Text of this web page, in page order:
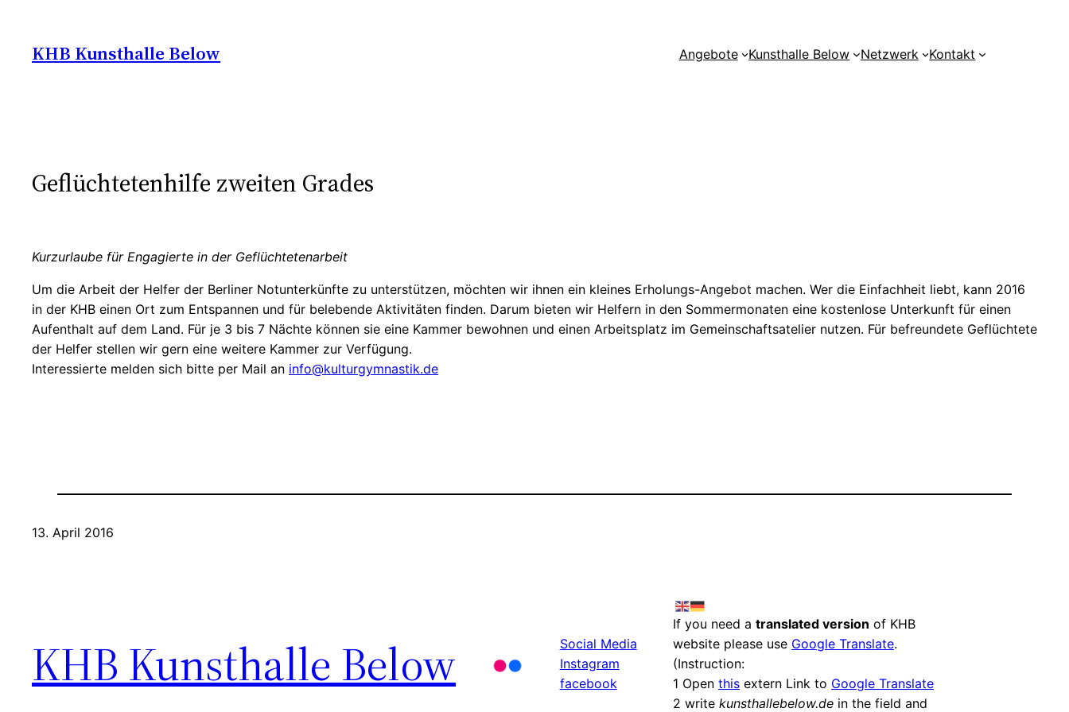
springen
KHB Kunsthalle Below Angebote Kunsthalle Below Netzwerk Kontakt
Geflüchtetenhilfe zweiten Grades
Kurzurlaube für Engagierte in der Geflüchtetenarbeit
Um die Arbeit der Helfer der Berliner Notunterkünfte zu unterstützen, möchten wir ihnen ein kleines Erholungs-Angebot machen. Wer die Einfachheit liebt, kann 2016
in der KHB einen Ort zum Entspannen und für belebende Aktivitäten finden. Darum bieten wir Helfern in den Sommermonaten eine kostenlose Unterkunft für einen
Aufenthalt auf dem Land. Für je 3 bis 7 Nächte können sie eine Kammer bewohnen und einen Arbeitsplatz im Gemeinschaftsatelier nutzen. Für befreundete Geflüchtete
der Helfer stellen wir gern eine weitere Kammer zur Verfügung.
Interessierte melden sich bitte per Mail an info@kulturgymnastik.de
13. April 2016
KHB Kunsthalle Below
Social Media
Instagram
facebook
If you need a translated version of KHB
website please use Google Translate.
(Instruction:
1 Open thisextern Link to Google Translate
2 write kunsthallebelow.dein the field and